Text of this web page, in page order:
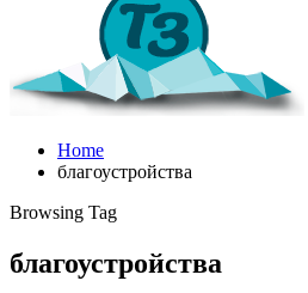
Home
благоустройства
Browsing Tag
благоустройства